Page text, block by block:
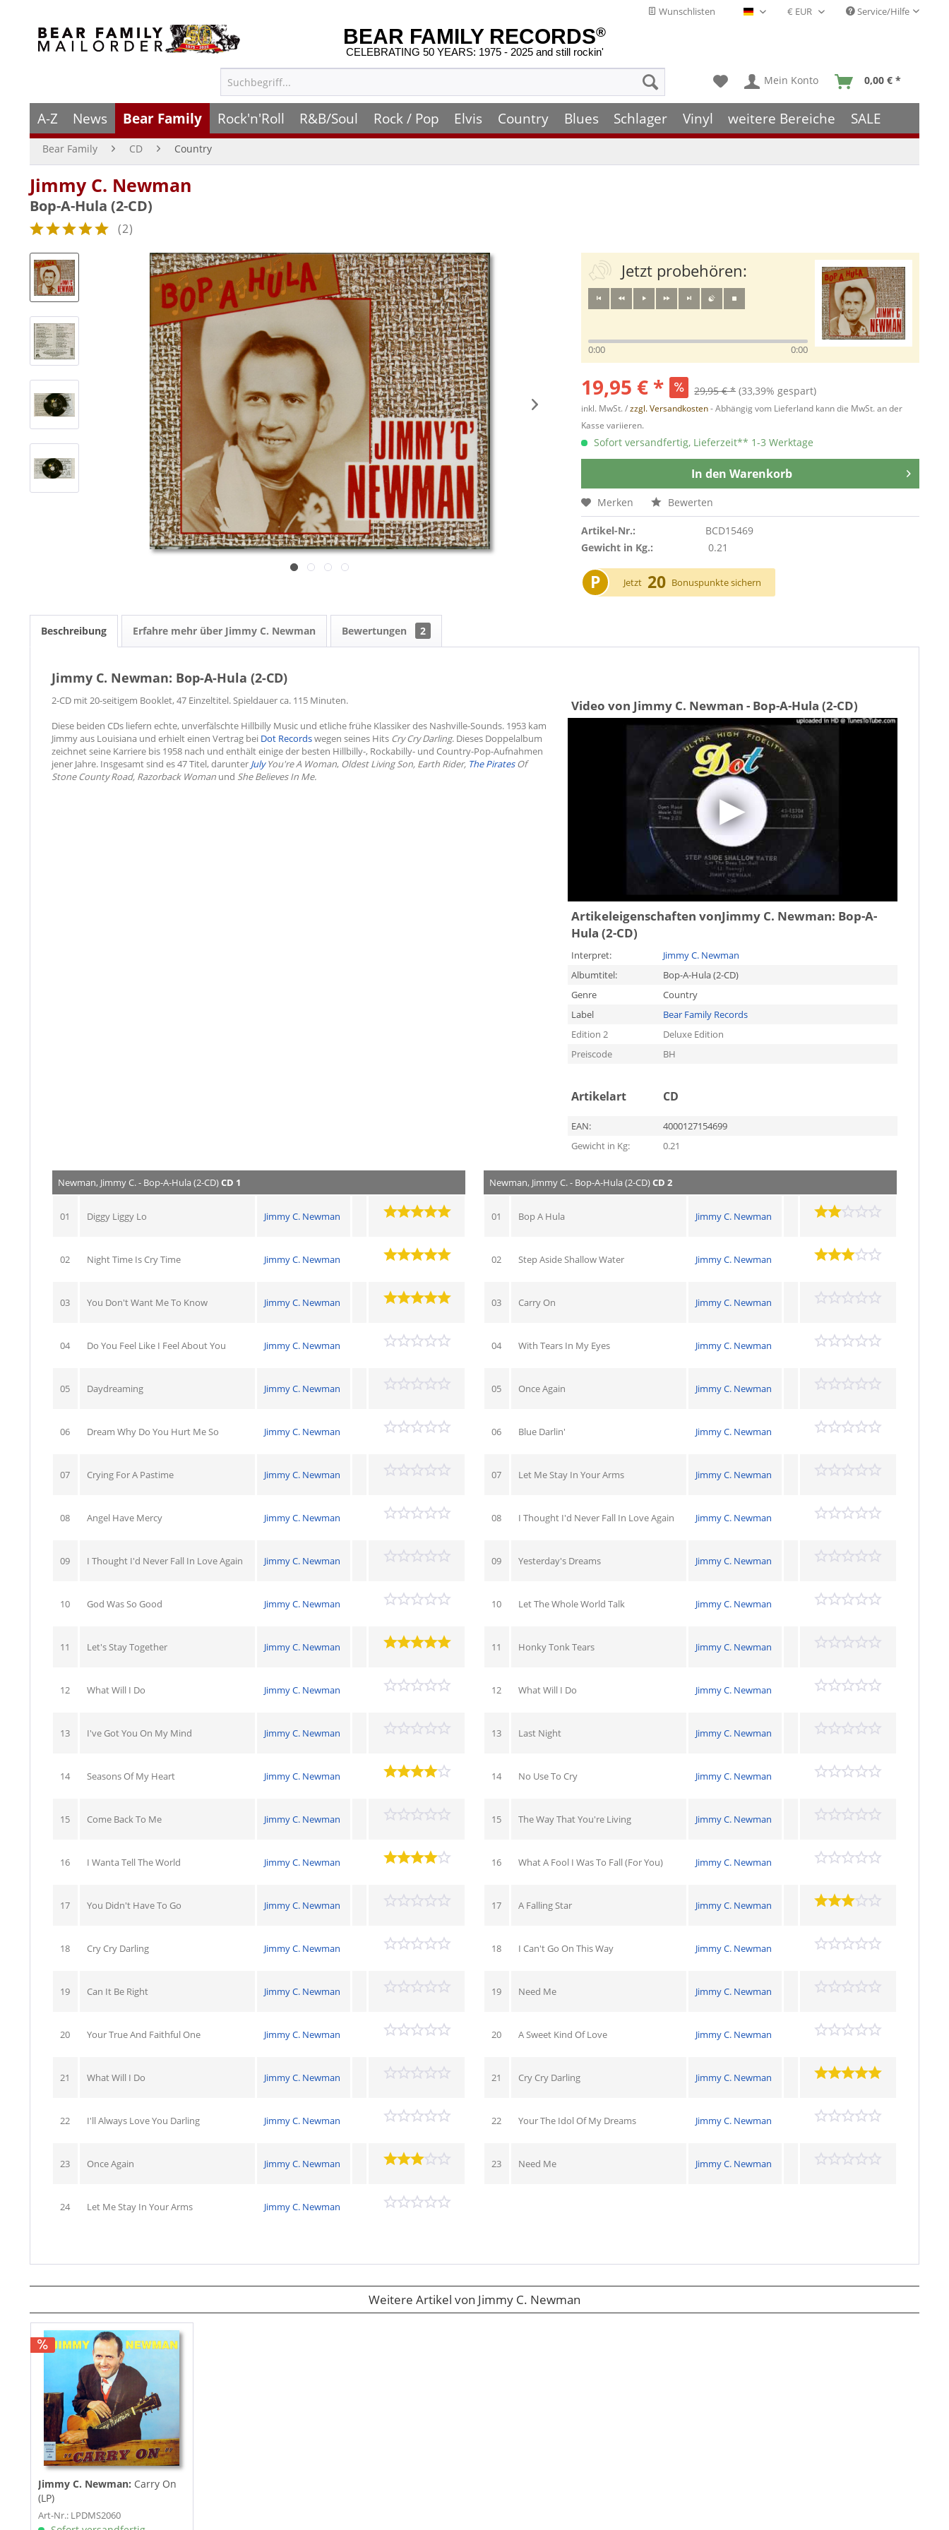
Wunschlisten Deutsch - DE Service/Hilfe
BEAR FAMILY RECORDS®
CELEBRATING 50 YEARS: 1975 - 2025 and still rockin'
Mein Konto 0,00 € *
A-Z News Bear Family Rock'n'Roll R&B/Soul Rock / Pop Elvis Country Blues Schlager Vinyl weitere Bereiche SALE
Bear Family CD Country
Jimmy C. Newman
Bop-A-Hula (2-CD)
(2)
Jetzt probehören:
0:00 0:00
19,95 € * 29,95 € * (33,39% gespart)
inkl. MwSt. /zzgl. Versandkosten- Abhängig vom Lieferland kann die MwSt. an der
Kasse variieren.
Sofort versandfertig, Lieferzeit** 1-3 Werktage
In den Warenkorb
Merken Bewerten
Artikel-Nr.:
BCD15469
Gewicht in Kg.:
0.21
P Jetzt 20 Bonuspunkte sichern
Beschreibung Erfahre mehr über Jimmy C. Newman Bewertungen 2
Jimmy C. Newman: Bop-A-Hula (2-CD)
2-CD mit 20-seitigem Booklet, 47 Einzeltitel. Spieldauer ca. 115 Minuten.
Diese beiden CDs liefern echte, unverfälschte Hillbilly Music und etliche frühe Klassiker des Nashville-Sounds. 1953 kam
Jimmy aus Louisiana und erhielt einen Vertrag bei Dot Recordswegen seines Hits Cry Cry Darling. Dieses Doppelalbum
zeichnet seine Karriere bis 1958 nach und enthält einige der besten Hillbilly-, Rockabilly- und Country-Pop-Aufnahmen
jener Jahre. Insgesamt sind es 47 Titel, darunter JulyYou're A Woman, Oldest Living Son, Earth Rider, The PiratesOf
Stone County Road, Razorback Woman und She Believes In Me.
Video von Jimmy C. Newman - Bop-A-Hula (2-CD)
Artikeleigenschaften vonJimmy C. Newman: Bop-A-
Hula (2-CD)
Interpret:
Jimmy C. Newman
Albumtitel:
Bop-A-Hula (2-CD)
Genre
Country
Label
Bear Family Records
Edition 2
Deluxe Edition
Preiscode
BH
Artikelart CD
EAN:
4000127154699
Gewicht in Kg:
0.21
Newman, Jimmy C. - Bop-A-Hula (2-CD)CD 1
01 Diggy Liggy Lo Jimmy C. Newman
02 Night Time Is Cry Time Jimmy C. Newman
03 You Don't Want Me To Know Jimmy C. Newman
04 Do You Feel Like I Feel About You Jimmy C. Newman
05 Daydreaming Jimmy C. Newman
06 Dream Why Do You Hurt Me So Jimmy C. Newman
07 Crying For A Pastime Jimmy C. Newman
08 Angel Have Mercy Jimmy C. Newman
09 I Thought I'd Never Fall In Love Again Jimmy C. Newman
10 God Was So Good Jimmy C. Newman
11 Let's Stay Together Jimmy C. Newman
12 What Will I Do Jimmy C. Newman
13 I've Got You On My Mind Jimmy C. Newman
14 Seasons Of My Heart Jimmy C. Newman
15 Come Back To Me Jimmy C. Newman
16 I Wanta Tell The World Jimmy C. Newman
17 You Didn't Have To Go Jimmy C. Newman
18 Cry Cry Darling Jimmy C. Newman
19 Can It Be Right Jimmy C. Newman
20 Your True And Faithful One Jimmy C. Newman
21 What Will I Do Jimmy C. Newman
22 I'll Always Love You Darling Jimmy C. Newman
23 Once Again Jimmy C. Newman
24 Let Me Stay In Your Arms Jimmy C. Newman
Newman, Jimmy C. - Bop-A-Hula (2-CD)CD 2
01 Bop A Hula Jimmy C. Newman
02 Step Aside Shallow Water Jimmy C. Newman
03 Carry On Jimmy C. Newman
04 With Tears In My Eyes Jimmy C. Newman
05 Once Again Jimmy C. Newman
06 Blue Darlin' Jimmy C. Newman
07 Let Me Stay In Your Arms Jimmy C. Newman
08 I Thought I'd Never Fall In Love Again Jimmy C. Newman
09 Yesterday's Dreams Jimmy C. Newman
10 Let The Whole World Talk Jimmy C. Newman
11 Honky Tonk Tears Jimmy C. Newman
12 What Will I Do Jimmy C. Newman
13 Last Night Jimmy C. Newman
14 No Use To Cry Jimmy C. Newman
15 The Way That You're Living Jimmy C. Newman
16 What A Fool I Was To Fall (For You) Jimmy C. Newman
17 A Falling Star Jimmy C. Newman
18 I Can't Go On This Way Jimmy C. Newman
19 Need Me Jimmy C. Newman
20 A Sweet Kind Of Love Jimmy C. Newman
21 Cry Cry Darling Jimmy C. Newman
22 Your The Idol Of My Dreams Jimmy C. Newman
23 Need Me Jimmy C. Newman
Weitere Artikel von Jimmy C. Newman
Jimmy C. Newman: Carry On
(LP)
Art-Nr.: LPDMS2060